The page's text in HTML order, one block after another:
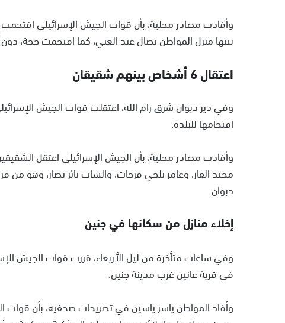
وأفادت مصادر محلية، بأن قوات الجيش الإسرائيلي
بينها منزل المواطن نضال عبد الغني، كما اقتحمت حجة،
اعتقال 6 أشخاص بينهم شقيقان
وفي دير دبوان شرق رام الله، اعتقلت قوات الجيش
اقتحامها للبلدة.
وأفادت مصادر محلية، بأن الجيش الإسرائيلي اعتقل
مجيد الفار، وعامر ثلجي فرحات، والشاب ثائر نصار، وهو
دبوان.
إخلاء منازل من سكانها في جنين
وفي ساعات متأخرة من ليل الأربعاء، قررت قوات الجيش
في قرية عانين غرب مدينة جنين.
وأفاد المواطن ياسر ياسين في تصريحات صحفية، بأن قوات